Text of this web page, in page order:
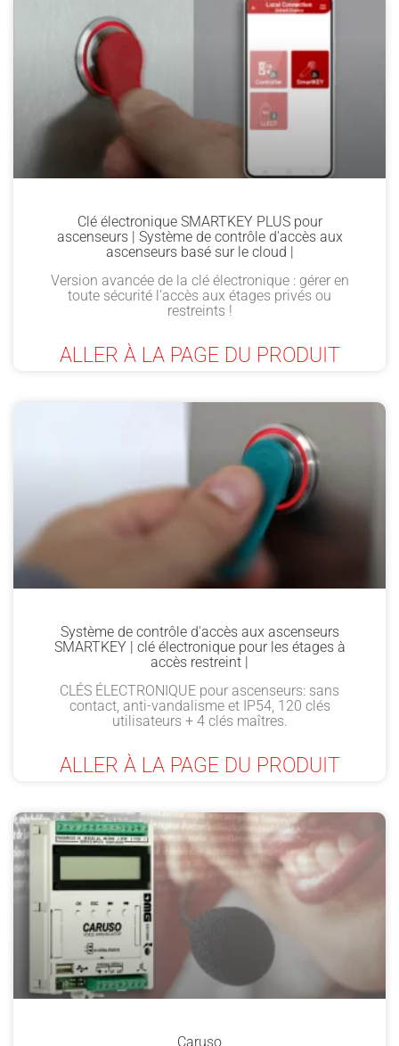
Clé électronique SMARTKEY PLUS pour
ascenseurs | Système de contrôle d'accès aux
ascenseurs basé sur le cloud |
Version avancée de la clé électronique : gérer en
toute sécurité l'accès aux étages privés ou
restreints !
ALLER À LA PAGE DU PRODUIT
Système de contrôle d'accès aux ascenseurs
SMARTKEY | clé électronique pour les étages à
accès restreint |
CLÉS ÉLECTRONIQUE pour ascenseurs: sans
contact, anti-vandalisme et IP54, 120 clés
utilisateurs + 4 clés maîtres.
ALLER À LA PAGE DU PRODUIT
Caruso